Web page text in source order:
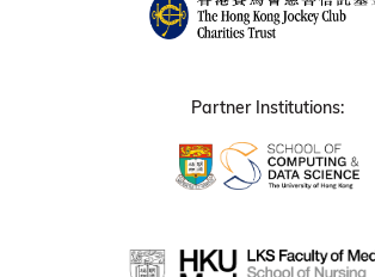
Partner Institutions: